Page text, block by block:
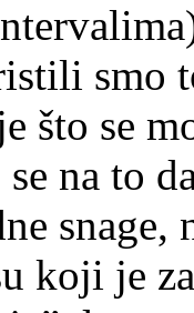
smo
što se
na to
snage,
koji je